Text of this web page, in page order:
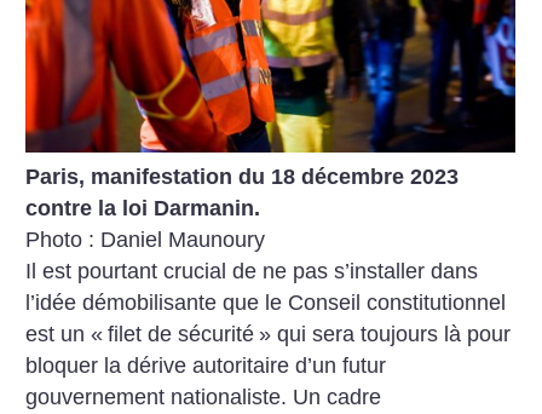
Paris, manifestation du 18 décembre 2023
contre la loi Darmanin.
Photo : Daniel Maunoury
Il est pourtant crucial de ne pas s’installer dans
l’idée démobilisante que le Conseil constitutionnel
est un « filet de sécurité » qui sera toujours là pour
bloquer la dérive autoritaire d’un futur
gouvernement nationaliste. Un cadre